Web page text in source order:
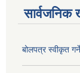
सार्वजनिक
बोलपत्र स्वीकृत